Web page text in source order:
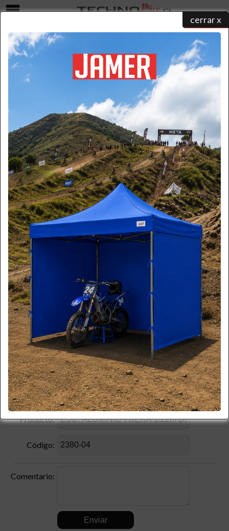
cerrar x
COTIZAR
home/catálogo de productos/ .../ cotizar
Seleccione una forma para realizar su contacto y un ejecutivo
atenderá su solicitud:
Formulario
Por favor ingrese la información necesaria.(* Requerido)
Nombre:
*
Apellido:
Teléfono:
Celular: *
Empresa:
RUT: *
Producto:
Código:
Comentario: